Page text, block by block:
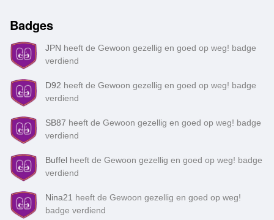
Badges
JPN heeft de Gewoon gezellig en goed op weg! badge
verdiend
D92 heeft de Gewoon gezellig en goed op weg! badge
verdiend
SB87 heeft de Gewoon gezellig en goed op weg! badge
verdiend
Buffel heeft de Gewoon gezellig en goed op weg! badge
verdiend
Nina21 heeft de Gewoon gezellig en goed op weg!
badge verdiend